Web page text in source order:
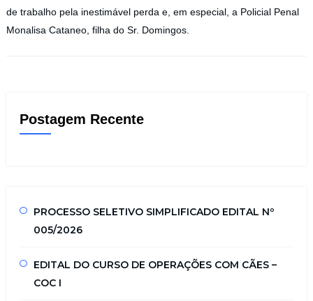
de trabalho pela inestimável perda e, em especial, a Policial Penal
Monalisa Cataneo, filha do Sr. Domingos.
Postagem Recente
PROCESSO SELETIVO SIMPLIFICADO EDITAL Nº
005/2026
EDITAL DO CURSO DE OPERAÇÕES COM CÃES –
COC I